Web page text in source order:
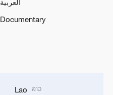
العربية
Documentary
Lao ລາວ